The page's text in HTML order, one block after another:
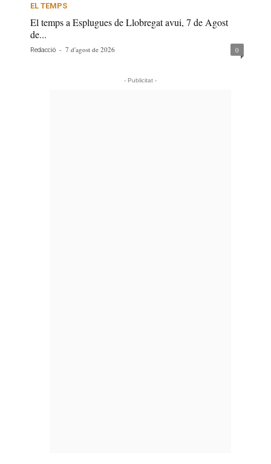
EL TEMPS
El temps a Esplugues de Llobregat avui, 7 de Agost
de...
Redacció - 7 d'agost de 2026 0
- Publicitat -